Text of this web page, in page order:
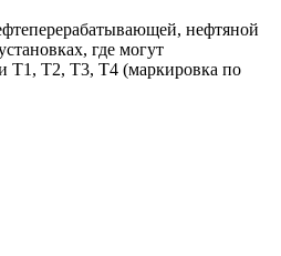
нефтяной
где могут
Т1, Т2, Т3, Т4 (маркировка по